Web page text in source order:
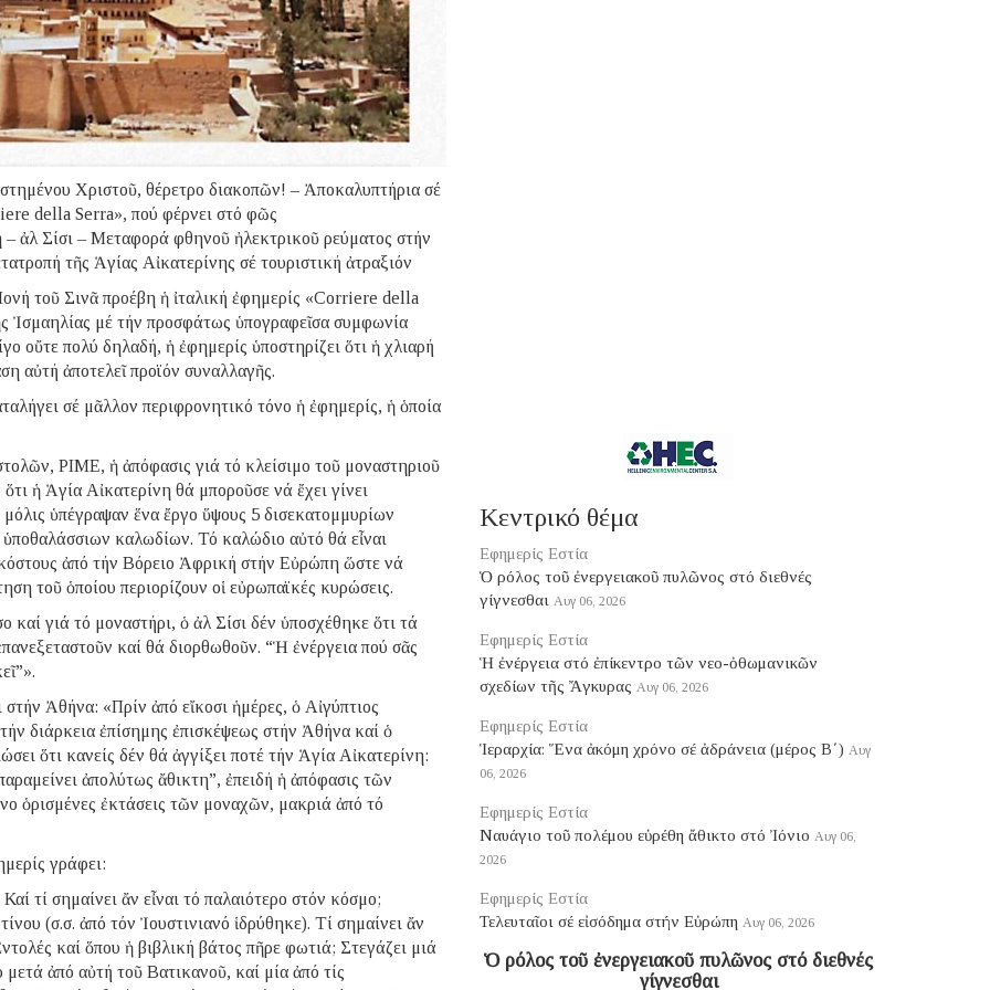
Χριστοῦ, θέρετρο διακοπῶν! – Ἀποκαλυπτήρια σέ
della Serra», πού φέρνει στό φῶς
ἀλ Σίσι – Μεταφορά φθηνοῦ ἠλεκτρικοῦ ρεύματος στήν
τῆς Ἁγίας Αἰκατερίνης σέ τουριστική ἀτραξιόν
τοῦ Σινᾶ προέβη ἡ ἰταλική ἐφημερίς «Corriere della
Ἰσμαηλίας μέ τήν προσφάτως ὑπογραφεῖσα συμφωνία
οὔτε πολύ δηλαδή, ἡ ἐφημερίς ὑποστηρίζει ὅτι ἡ χλιαρή
αὐτή ἀποτελεῖ προϊόν συναλλαγῆς.
σέ μᾶλλον περιφρονητικό τόνο ἡ ἐφημερίς, ἡ ὁποία
PIME, ἡ ἀπόφασις γιά τό κλείσιμο τοῦ μοναστηριοῦ
ἡ Ἁγία Αἰκατερίνη θά μποροῦσε νά ἔχει γίνει
ὑπέγραψαν ἕνα ἔργο ὕψους 5 δισεκατομμυρίων
καλωδίων. Τό καλώδιο αὐτό θά εἶναι
ἀπό τήν Βόρειο Ἀφρική στήν Εὐρώπη ὥστε νά
τοῦ ὁποίου περιορίζουν οἱ εὐρωπαϊκές κυρώσεις.
γιά τό μοναστήρι, ὁ ἀλ Σίσι δέν ὑποσχέθηκε ὅτι τά
καί θά διορθωθοῦν. “Ἡ ἐνέργεια πού σᾶς
Ἀθήνα: «Πρίν ἀπό εἴκοσι ἡμέρες, ὁ Αἰγύπτιος
διάρκεια ἐπίσημης ἐπισκέψεως στήν Ἀθήνα καί ὁ
ὅτι κανείς δέν θά ἀγγίξει ποτέ τήν Ἁγία Αἰκατερίνη:
ἀπολύτως ἄθικτη”, ἐπειδή ἡ ἀπόφασις τῶν
ὁρισμένες ἐκτάσεις τῶν μοναχῶν, μακριά ἀπό τό
γράφει:
τί σημαίνει ἄν εἶναι τό παλαιότερο στόν κόσμο;
(σ.σ. ἀπό τόν Ἰουστινιανό ἱδρύθηκε). Τί σημαίνει ἄν
καί ὅπου ἡ βιβλική βάτος πῆρε φωτιά; Στεγάζει μιά
ἀπό αὐτή τοῦ Βατικανοῦ, καί μία ἀπό τίς
Κεντρικό θέμα
Εφημερίς Εστία
Ὁ ρόλος τοῦ ἐνεργειακοῦ πυλῶνος στό διεθνές
γίγνεσθαι Αυγ 06, 2026
Εφημερίς Εστία
Ἡ ἐνέργεια στό ἐπίκεντρο τῶν νεο-ὀθωμανικῶν
σχεδίων τῆς Ἄγκυρας Αυγ 06, 2026
Εφημερίς Εστία
Ἱεραρχία: Ἕνα ἀκόμη χρόνο σέ ἀδράνεια (μέρος B΄) Αυγ
06, 2026
Εφημερίς Εστία
Ναυάγιο τοῦ πολέμου εὑρέθη ἄθικτο στό Ἰόνιο Αυγ 06,
2026
Εφημερίς Εστία
Τελευταῖοι σέ εἰσόδημα στήν Εὐρώπη Αυγ 06, 2026
Ὁ ρόλος τοῦ ἐνεργειακοῦ πυλῶνος στό διεθνές
γίγνεσθαι